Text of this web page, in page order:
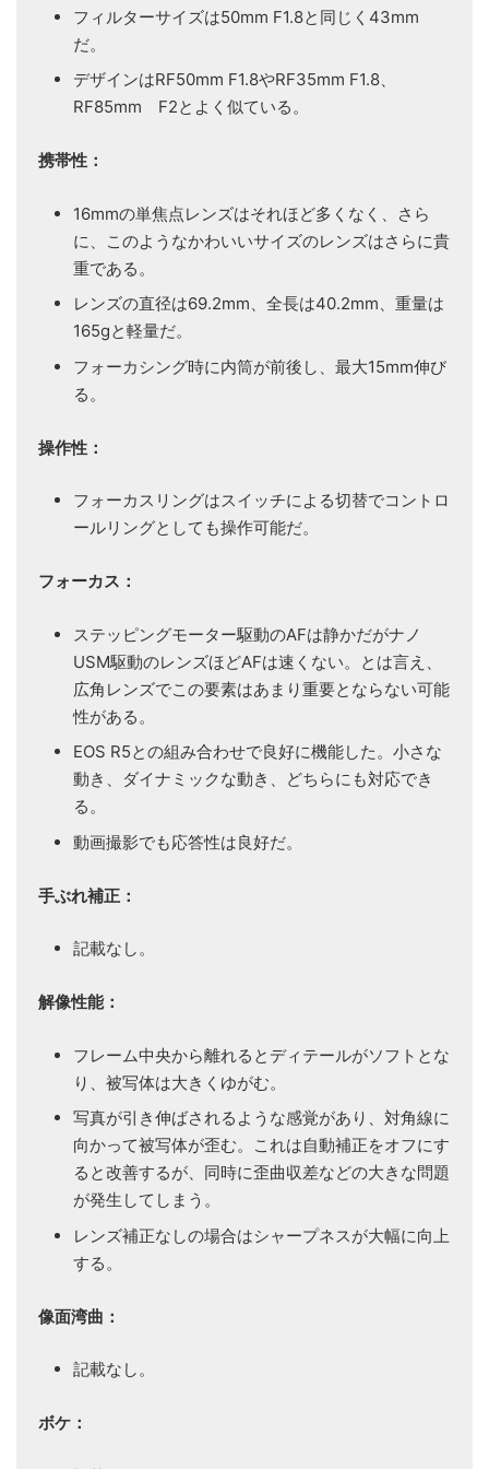
フィルターサイズは50mm F1.8と同じく43mm
だ。
デザインはRF50mm F1.8やRF35mm F1.8、
RF85mm F2とよく似ている。
携帯性：
16mmの単焦点レンズはそれほど多くなく、さら
に、このようなかわいいサイズのレンズはさらに貴
重である。
レンズの直径は69.2mm、全長は40.2mm、重量は
165gと軽量だ。
フォーカシング時に内筒が前後し、最大15mm伸び
る。
操作性：
フォーカスリングはスイッチによる切替でコントロ
ールリングとしても操作可能だ。
フォーカス：
ステッピングモーター駆動のAFは静かだがナノ
USM駆動のレンズほどAFは速くない。とは言え、
広角レンズでこの要素はあまり重要とならない可能
性がある。
EOS R5との組み合わせで良好に機能した。小さな
動き、ダイナミックな動き、どちらにも対応でき
る。
動画撮影でも応答性は良好だ。
手ぶれ補正：
記載なし。
解像性能：
フレーム中央から離れるとディテールがソフトとな
り、被写体は大きくゆがむ。
写真が引き伸ばされるような感覚があり、対角線に
向かって被写体が歪む。これは自動補正をオフにす
ると改善するが、同時に歪曲収差などの大きな問題
が発生してしまう。
レンズ補正なしの場合はシャープネスが大幅に向上
する。
像面湾曲：
記載なし。
ボケ：